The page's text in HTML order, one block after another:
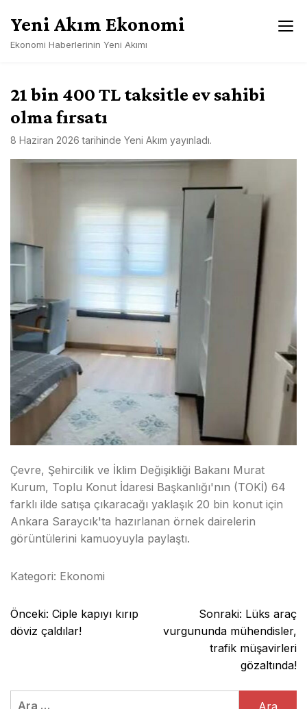
content
Yeni Akım Ekonomi
Ekonomi Haberlerinin Yeni Akımı
21 bin 400 TL taksitle ev sahibi
olma fırsatı
8 Haziran 2026 tarihinde Yeni Akım yayınladı.
Çevre, Şehircilik ve İklim Değişikliği Bakanı Murat
Kurum, Toplu Konut İdaresi Başkanlığı'nın (TOKİ) 64
farklı ilde satışa çıkaracağı yaklaşık 20 bin konut için
Ankara Saraycık'ta hazırlanan örnek dairelerin
görüntülerini kamuoyuyla paylaştı.
Kategori: Ekonomi
Yazı
gezinmesi
Önceki: Ciple kapıyı kırıp
döviz çaldılar!
Sonraki: Lüks araç
vurgununda mühendisler,
trafik müşavirleri
gözaltında!
Arama: